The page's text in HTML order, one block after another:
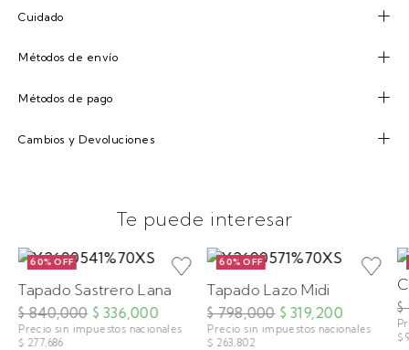
Cuidado
Métodos de envío
Métodos de pago
Cambios y Devoluciones
Te puede interesar
60% OFF
Tapado Sastrero Lana
$ 840,000 $ 336,000
Precio sin impuestos nacionales
$ 277,686
60% OFF
Tapado Lazo Midi
$ 798,000 $ 319,200
Precio sin impuestos nacionales
$ 263,802
$
$